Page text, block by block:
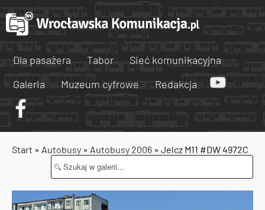
Dla pasażera Tabor
Sieć komunikacyjna
Galeria
Muzeum cyfrowe Redakcja
Start » Autobusy » Autobusy 2006 » Jelcz M11 #DW 4972C